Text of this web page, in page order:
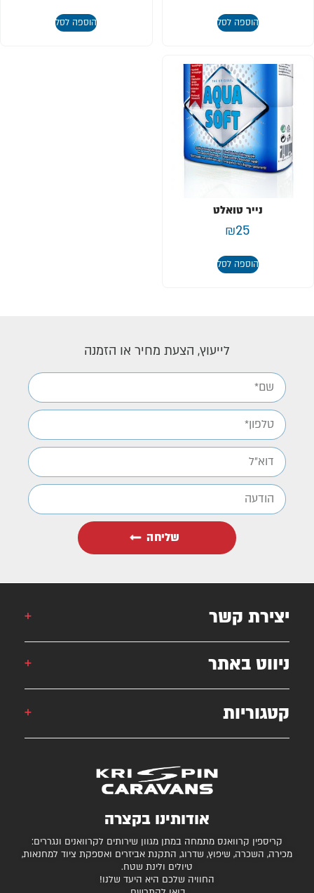
הוספה לסל הוספה לסל
נייר טואלט
₪25
הוספה לסל
לייעוץ, הצעת מחיר או הזמנה
שליחה
יצירת קשר
אורן: 052-6868777
krispincaravans@gmail.com
עצמונה 16, אזה"ת מישור אדומים
ניווט באתר
קרוואן
השירותים שלנו
חניונים מומלצים
יצירת קשר
קטגוריות
ציוד ואביזרים נלווים
אודותינו בקצרה
קריספין קרוואנס מתמחה במתן מגוון שירותים לקרוואנים ונגררים:
מכירה, השכרה, שיפוץ, שדרוג, התקנת אביזרים ואספקת ציוד למחנאות,
טיולים ולינת שטח.
החוויה שלכם היא היעד שלנו!